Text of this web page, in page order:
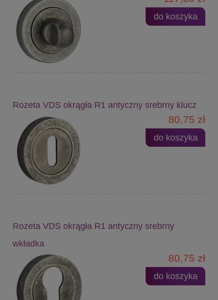
do koszyka
Rozeta VDS okrągła R1 antyczny srebrny klucz
80,75 zł
do koszyka
Rozeta VDS okrągła R1 antyczny srebrny
wkładka
80,75 zł
do koszyka